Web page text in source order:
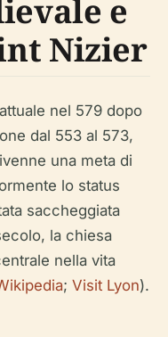
e
Nizier
nel 579 dopo
dal 553 al 573,
una meta di
lo status
saccheggiata
la chiesa
nella vita
; Visit Lyon).